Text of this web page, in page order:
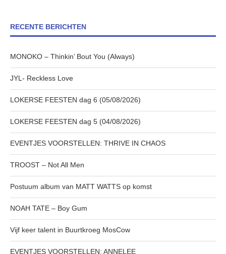
RECENTE BERICHTEN
MONOKO – Thinkin’ Bout You (Always)
JYL- Reckless Love
LOKERSE FEESTEN dag 6 (05/08/2026)
LOKERSE FEESTEN dag 5 (04/08/2026)
EVENTJES VOORSTELLEN: THRIVE IN CHAOS
TROOST – Not All Men
Postuum album van MATT WATTS op komst
NOAH TATE – Boy Gum
Vijf keer talent in Buurtkroeg MosCow
EVENTJES VOORSTELLEN: ANNELEE